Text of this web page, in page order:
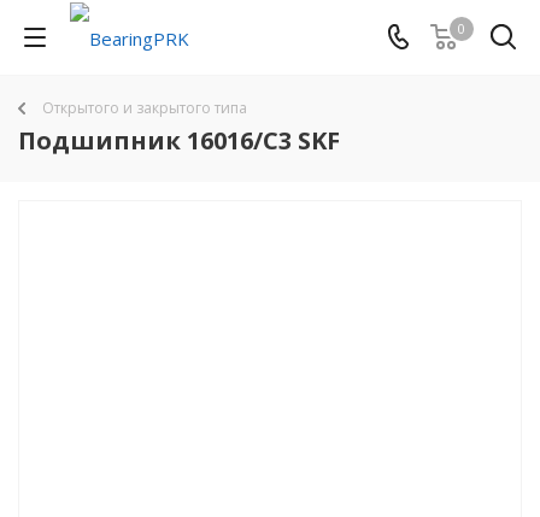
0
Открытого и закрытого типа
Подшипник 16016/C3 SKF